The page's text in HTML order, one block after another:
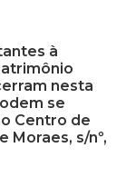
à
nesta
se
Centro de
Moraes, s/nº,